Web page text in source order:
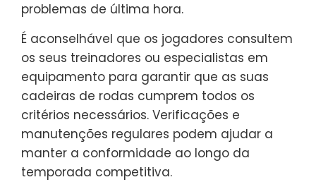
problemas de última hora.
É aconselhável que os jogadores consultem
os seus treinadores ou especialistas em
equipamento para garantir que as suas
cadeiras de rodas cumprem todos os
critérios necessários. Verificações e
manutenções regulares podem ajudar a
manter a conformidade ao longo da
temporada competitiva.